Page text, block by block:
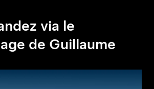
via le
de Guillaume